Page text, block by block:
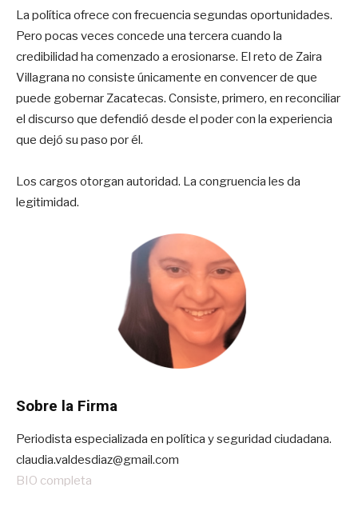
La política ofrece con frecuencia segundas oportunidades.
Pero pocas veces concede una tercera cuando la
credibilidad ha comenzado a erosionarse. El reto de Zaira
Villagrana no consiste únicamente en convencer de que
puede gobernar Zacatecas. Consiste, primero, en reconciliar
el discurso que defendió desde el poder con la experiencia
que dejó su paso por él.
Los cargos otorgan autoridad. La congruencia les da
legitimidad.
Sobre la Firma
Periodista especializada en política y seguridad ciudadana.
claudia.valdesdiaz@gmail.com
BIO completa